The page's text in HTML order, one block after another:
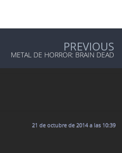
PREVIOUS
METAL DE HORROR: BRAIN DEAD
21 de octubre de 2014 a las 10:39